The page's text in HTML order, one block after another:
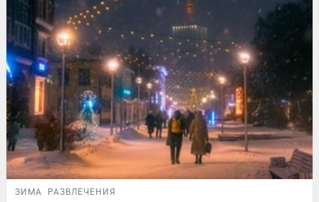
ЗИМА РАЗВЛЕЧЕНИЯ